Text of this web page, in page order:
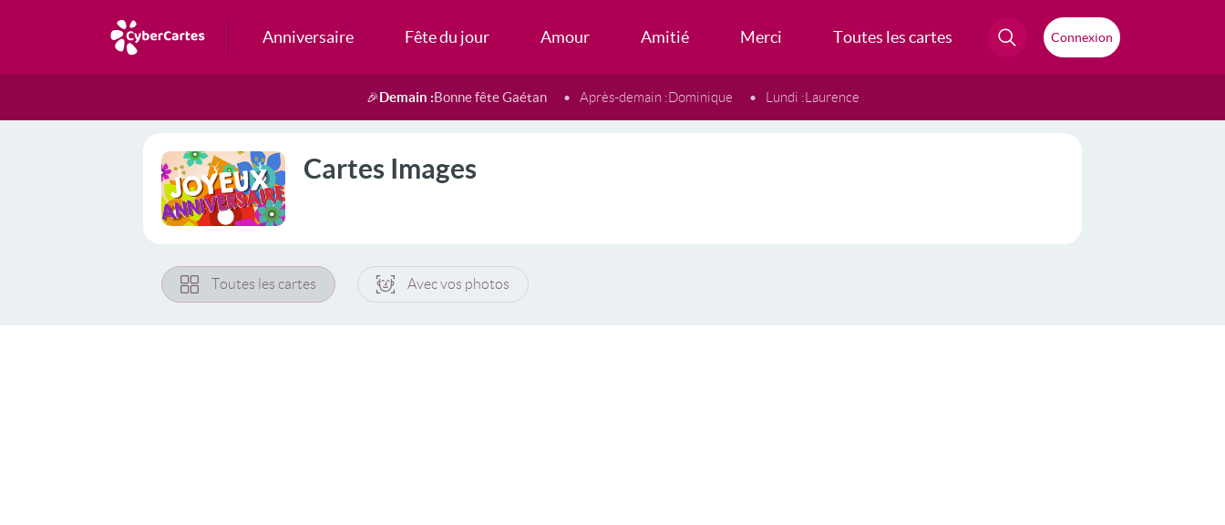
Anniversaire Fête du jour Amour Amitié Merci Toutes les cartes Connexion
🎉Demain :Bonne fête Gaétan Après-demain :Dominique Lundi :Laurence
Cartes Images
Toutes les cartes Avec vos photos